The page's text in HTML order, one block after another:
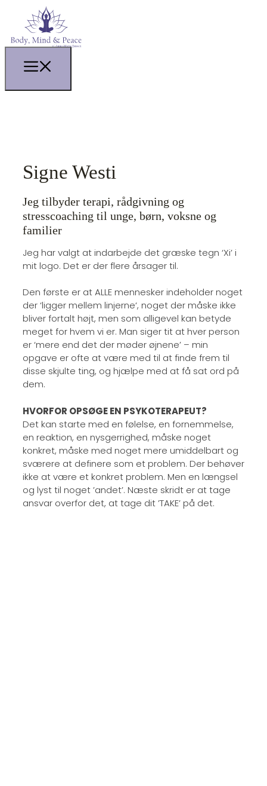
Signe Westi
Jeg tilbyder terapi, rådgivning og
stresscoaching til unge, børn, voksne og
familier
Jeg har valgt at indarbejde det græske tegn ‘Xi’ i
mit logo. Det er der flere årsager til.
Den første er at ALLE mennesker indeholder noget
der ‘ligger mellem linjerne‘, noget der måske ikke
bliver fortalt højt, men som alligevel kan betyde
meget for hvem vi er. Man siger tit at hver person
er ‘mere end det der møder øjnene’ – min
opgave er ofte at være med til at finde frem til
disse skjulte ting, og hjælpe med at få sat ord på
dem.
HVORFOR OPSØGE EN PSYKOTERAPEUT?
Det kan starte med en følelse, en fornemmelse,
en reaktion, en nysgerrighed, måske noget
konkret, måske med noget mere umiddelbart og
sværere at definere som et problem. Der behøver
ikke at være et konkret problem. Men en længsel
og lyst til noget ’andet’. Næste skridt er at tage
ansvar overfor det, at tage dit ’TAKE’ på det.